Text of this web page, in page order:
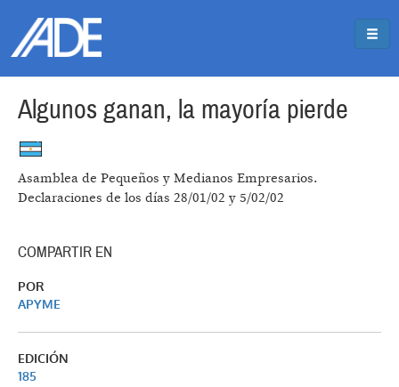
Algunos ganan, la mayoría pierde
Asamblea de Pequeños y Medianos Empresarios.
Declaraciones de los días 28/01/02 y 5/02/02
COMPARTIR EN
POR
APYME
EDICIÓN
185